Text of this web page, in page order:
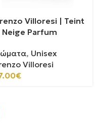
Villoresi | Teint
Neige Parfum
, Unisex
Villoresi
€